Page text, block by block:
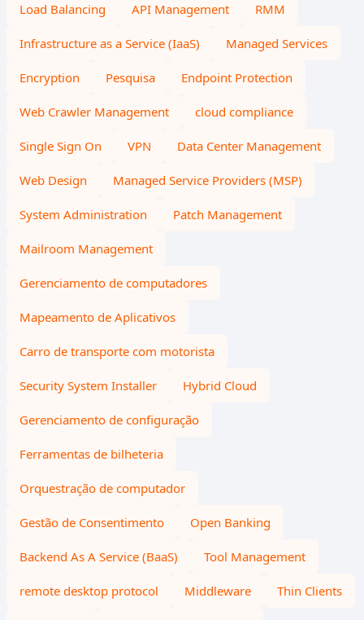
Load Balancing API Management RMM
Infrastructure as a Service (IaaS) Managed Services
Encryption Pesquisa Endpoint Protection
Web Crawler Management cloud compliance
Single Sign On VPN Data Center Management
Web Design Managed Service Providers (MSP)
System Administration Patch Management
Mailroom Management
Gerenciamento de computadores
Mapeamento de Aplicativos
Carro de transporte com motorista
Security System Installer Hybrid Cloud
Gerenciamento de configuração
Ferramentas de bilheteria
Orquestração de computador
Gestão de Consentimento Open Banking
Backend As A Service (BaaS) Tool Management
remote desktop protocol Middleware Thin Clients